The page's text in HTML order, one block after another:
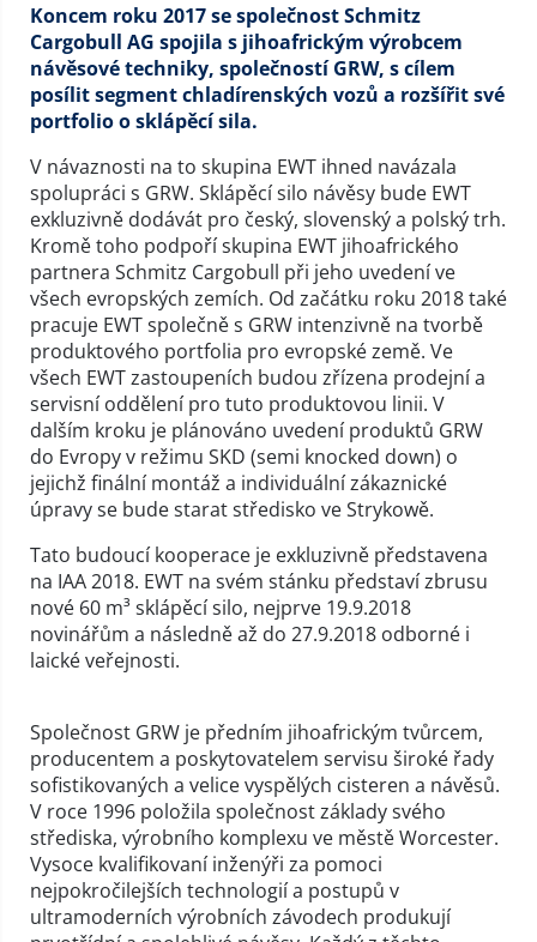
Koncem roku 2017 se společnost Schmitz
Cargobull AG spojila s jihoafrickým výrobcem
návěsové techniky, společností GRW, s cílem
posílit segment chladírenských vozů a rozšířit své
portfolio o sklápěcí sila.
V návaznosti na to skupina EWT ihned navázala
spolupráci s GRW. Sklápěcí silo návěsy bude EWT
exkluzivně dodávát pro český, slovenský a polský trh.
Kromě toho podpoří skupina EWT jihoafrického
partnera Schmitz Cargobull při jeho uvedení ve
všech evropských zemích. Od začátku roku 2018 také
pracuje EWT společně s GRW intenzivně na tvorbě
produktového portfolia pro evropské země. Ve
všech EWT zastoupeních budou zřízena prodejní a
servisní oddělení pro tuto produktovou linii. V
dalším kroku je plánováno uvedení produktů GRW
do Evropy v režimu SKD (semi knocked down) o
jejichž finální montáž a individuální zákaznické
úpravy se bude starat středisko ve Strykowě.
Tato budoucí kooperace je exkluzivně představena
na IAA 2018. EWT na svém stánku představí zbrusu
nové 60 m³ sklápěcí silo, nejprve 19.9.2018
novinářům a následně až do 27.9.2018 odborné i
laické veřejnosti.
Společnost GRW je předním jihoafrickým tvůrcem,
producentem a poskytovatelem servisu široké řady
sofistikovaných a velice vyspělých cisteren a návěsů.
V roce 1996 položila společnost základy svého
střediska, výrobního komplexu ve městě Worcester.
Vysoce kvalifikovaní inženýři za pomoci
nejpokročilejších technologií a postupů v
ultramoderních výrobních závodech produkují